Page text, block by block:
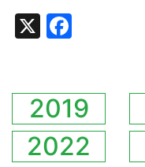
X
2019
2022